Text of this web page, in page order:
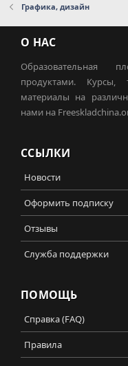
Графика, дизайн
О НАС
Образовательная
продуктами. Курсы,
материалы на
нами на
ССЫЛКИ
Новости
Оформить подписку
Отзывы
Служба поддержки
ПОМОЩЬ
Справка (FAQ)
Правила